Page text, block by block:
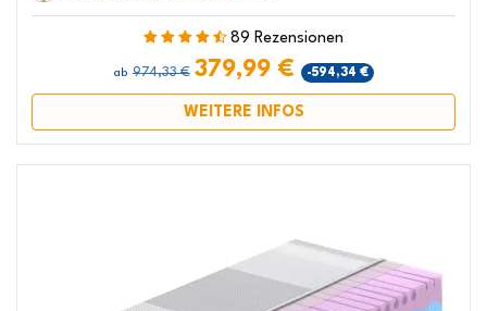
89 Rezensionen
ab 974,33 € 379,99 € -594,34 €
WEITERE INFOS